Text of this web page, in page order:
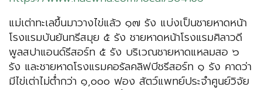
แม่เต่าทะเลขึ้นมาวางไข่แล้ว ๑๗ รัง แบ่งเป็นชายหาดหน้า
โรงแรมบันยันทรีสมุย ๕ รัง ชายหาดหน้าโรงแรมศิลาวดี
พูลสปาแอนด์รีสอร์ท ๕ รัง บริเวณชายหาดแหลมสอ ๖
รัง และชายหาดโรงแรมคอรัลคลิฟบีชรีสอร์ท ๑ รัง คาดว่า
มีไข่เต่าไม่ต่ำกว่า ๑,๐๐๐ ฟอง สัตว์แพทย์ประจำศูนย์วิจัย